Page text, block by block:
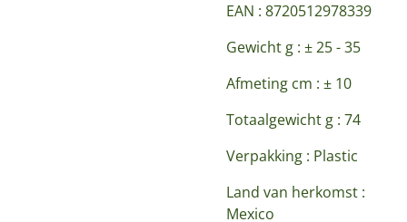
EAN : 8720512978339
Gewicht g : ± 25 - 35
Afmeting cm : ± 10
Totaalgewicht g : 74
Verpakking : Plastic
Land van herkomst :
Mexico